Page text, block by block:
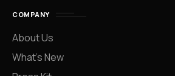
COMPANY
About Us
What’s New